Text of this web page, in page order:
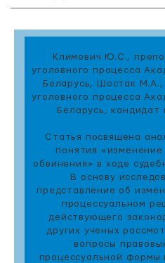
Климович Ю.С.,
уголовного процесса
Беларусь, Шостак
уголовного процесса
Беларусь, кандидат
Статья посвящена
понятия «изменение
обвинения» в ходе
В основу
представление об
процессуальном
действующего
других ученых
вопросы
процессуальной формы